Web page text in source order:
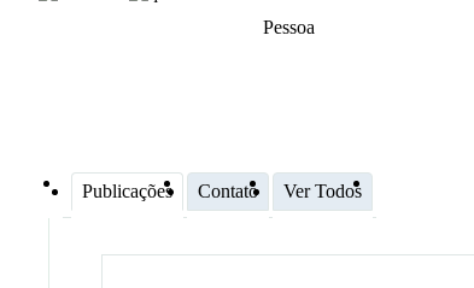
Pessoa
Publicações Contato Ver Todos